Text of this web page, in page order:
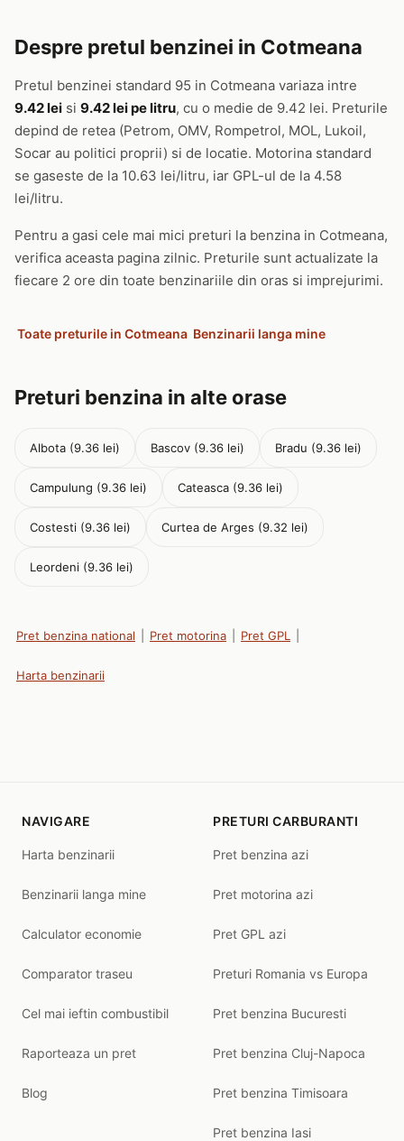
Despre pretul benzinei in Cotmeana
Pretul benzinei standard 95 in Cotmeana variaza intre
9.42 lei si 9.42 lei pe litru, cu o medie de 9.42 lei. Preturile
depind de retea (Petrom, OMV, Rompetrol, MOL, Lukoil,
Socar au politici proprii) si de locatie. Motorina standard
se gaseste de la 10.63 lei/litru, iar GPL-ul de la 4.58
lei/litru.
Pentru a gasi cele mai mici preturi la benzina in Cotmeana,
verifica aceasta pagina zilnic. Preturile sunt actualizate la
fiecare 2 ore din toate benzinariile din oras si imprejurimi.
Toate preturile in Cotmeana Benzinarii langa mine
Preturi benzina in alte orase
Albota (9.36 lei) Bascov (9.36 lei) Bradu (9.36 lei)
Campulung (9.36 lei) Cateasca (9.36 lei)
Costesti (9.36 lei) Curtea de Arges (9.32 lei)
Leordeni (9.36 lei)
Pret benzina national Pret motorina Pret GPL
Harta benzinarii
NAVIGARE
Harta benzinarii
Benzinarii langa mine
Calculator economie
Comparator traseu
Cel mai ieftin combustibil
Raporteaza un pret
Blog
PRETURI CARBURANTI
Pret benzina azi
Pret motorina azi
Pret GPL azi
Preturi Romania vs Europa
Pret benzina Bucuresti
Pret benzina Cluj-Napoca
Pret benzina Timisoara
Pret benzina Iasi